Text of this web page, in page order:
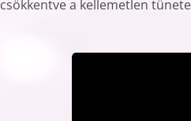
csökkentve a kellemetlen